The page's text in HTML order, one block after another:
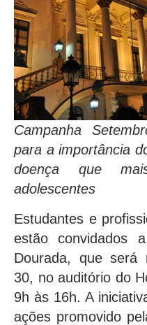
Campanha
para a importância
doença que
adolescentes
Estudantes e
estão convidados
Dourada, que será
30, no auditório do
9h às 16h. A
ações promovido